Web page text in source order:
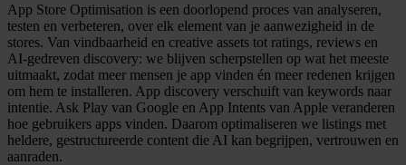
App Store Optimisation is een doorlopend proces van analyseren,
testen en verbeteren, over elk element van je aanwezigheid in de
stores. Van vindbaarheid en creative assets tot ratings, reviews en
AI-gedreven discovery: we blijven scherpstellen op wat het meeste
uitmaakt, zodat meer mensen je app vinden én meer redenen krijgen
om hem te installeren. App discovery verschuift van keywords naar
intentie. Ask Play van Google en App Intents van Apple veranderen
hoe gebruikers apps vinden. Daarom optimaliseren we listings met
heldere, gestructureerde content die AI kan begrijpen, vertrouwen en
aanraden.